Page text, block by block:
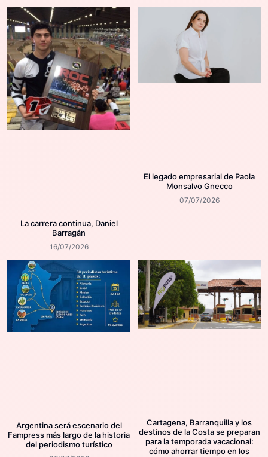
La carrera continua, Daniel
Barragán
16/07/2026
El legado empresarial de Paola
Monsalvo Gnecco
07/07/2026
Argentina será escenario del
Fampress más largo de la historia
del periodismo turístico
Cartagena, Barranquilla y los
destinos de la Costa se preparan
para la temporada vacacional:
cómo ahorrar tiempo en los